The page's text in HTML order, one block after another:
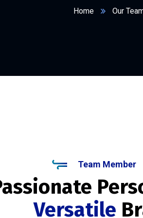
Home Our
Team Member
Versatile